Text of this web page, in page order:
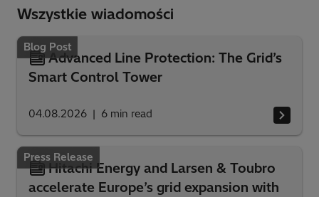
Wszystkie wiadomości
Blog Post
Advanced Line Protection: The Grid’s
Smart Control Tower
04.08.2026 6 min read
Press Release
Hitachi Energy and Larsen & Toubro
accelerate Europe’s grid expansion with